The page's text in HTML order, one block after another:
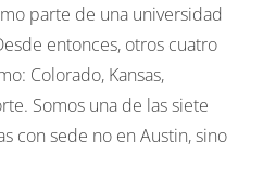
parte de una universidad
entonces, otros cuatro
Colorado, Kansas,
Somos una de las siete
con sede no en Austin, sino